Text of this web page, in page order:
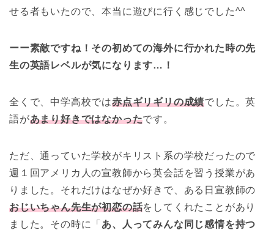
せる者もいたので、本当に遊びに行く感じでした^^
ーー素敵ですね！その初めての海外に行かれた時の先
生の英語レベルが気になります…！
全くで、中学高校では赤点ギリギリの成績でした。英
語があまり好きではなかったです。
ただ、通っていた学校がキリスト系の学校だったので
週１回アメリカ人の宣教師から英会話を習う授業があ
りました。それだけはなぜか好きで、ある日宣教師の
おじいちゃん先生が初恋の話をしてくれたことがあり
ました。その時に「 あ、人ってみんな同じ感情を持つ